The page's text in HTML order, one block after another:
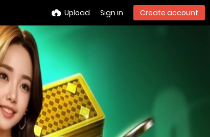
Upload Sign in Create account